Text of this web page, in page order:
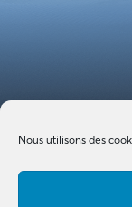
Nous utilisons des